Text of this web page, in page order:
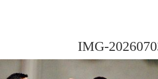
IMG-